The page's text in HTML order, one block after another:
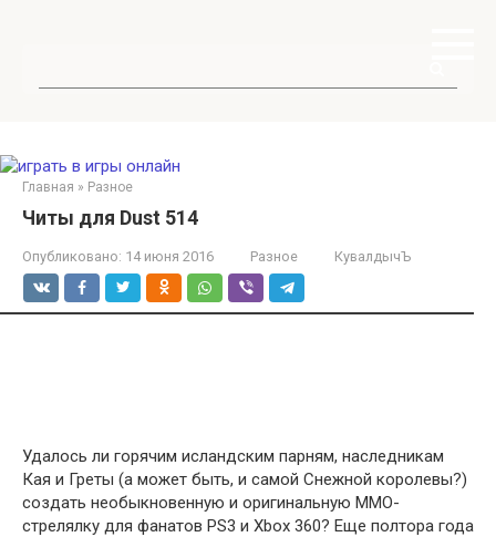
Главная » Разное
Читы для Dust 514
Опубликовано: 14 июня 2016 Разное КувалдычЪ
Удалось ли горячим исландским парням, наследникам
Кая и Греты (а может быть, и самой Снежной королевы?)
создать необыкновенную и оригинальную ММО-
стрелялку для фанатов PS3 и Xbox 360? Еще полтора года